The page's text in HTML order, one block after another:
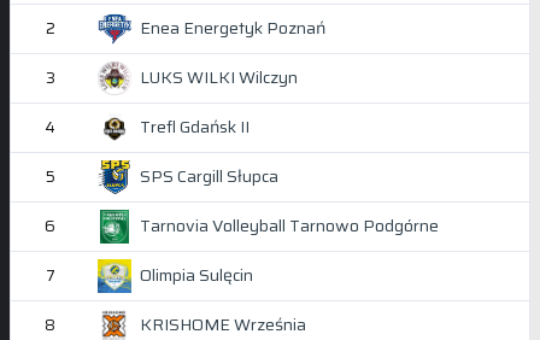
2 Enea Energetyk Poznań
3 LUKS WILKI Wilczyn
4 Trefl Gdańsk II
5 SPS Cargill Słupca
6 Tarnovia Volleyball Tarnowo Podgórne
7 Olimpia Sulęcin
8 KRISHOME Września